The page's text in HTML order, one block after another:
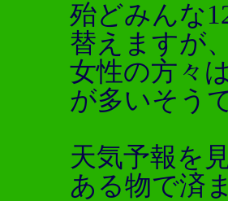
殆どみんな
替えますが、
女性の方々
が多いそう
天気予報を
ある物で済